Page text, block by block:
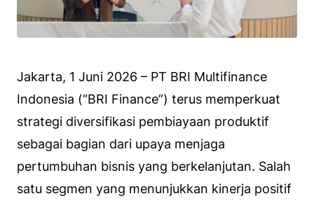
Jakarta, 1 Juni 2026 – PT BRI Multifinance
Indonesia (“BRI Finance”) terus memperkuat
strategi diversifikasi pembiayaan produktif
sebagai bagian dari upaya menjaga
pertumbuhan bisnis yang berkelanjutan. Salah
satu segmen yang menunjukkan kinerja positif